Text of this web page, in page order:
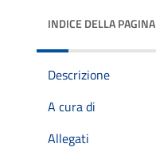
INDICE DELLA PAGINA
Descrizione
A cura di
Allegati